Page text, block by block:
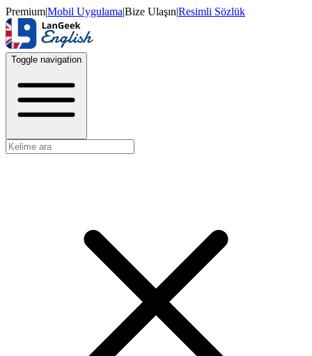
Premium|Mobil Uygulama|Bize Ulaşın|Resimli Sözlük
Toggle navigation